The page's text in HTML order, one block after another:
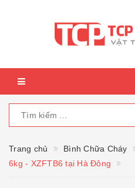
Trang chủ Bình Chữa Cháy
6kg - XZFTB6 tại Hà Đông